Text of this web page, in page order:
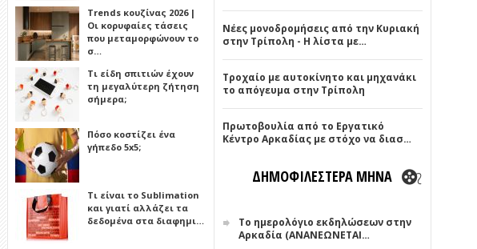
Trends κουζίνας 2026 |
Οι κορυφαίες τάσεις
που μεταμορφώνουν το
σ…
Τι είδη σπιτιών έχουν
τη μεγαλύτερη ζήτηση
σήμερα;
Πόσο κοστίζει ένα
γήπεδο 5x5;
Τι είναι το Sublimation
και γιατί αλλάζει τα
δεδομένα στα διαφημι…
Νέες μονοδρομήσεις από την Κυριακή
στην Τρίπολη - Η λίστα με…
Τροχαίο με αυτοκίνητο και μηχανάκι
το απόγευμα στην Τρίπολη
Πρωτοβουλία από το Εργατικό
Κέντρο Αρκαδίας με στόχο να διασ…
ΔΗΜΟΦΙΛΕΣΤΕΡΑ ΜΗΝΑ
Το ημερολόγιο εκδηλώσεων στην
Αρκαδία (ΑΝΑΝΕΩΝΕΤΑΙ…